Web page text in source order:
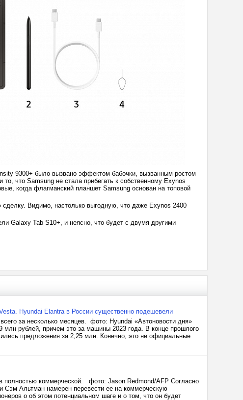
9300+ было вызвано эффектом бабочки, вызванным ростом
что Samsung не стала прибегать к собственному Exynos
когда флагманский планшет Samsung основан на топовой
Видимо, настолько выгодную, что даже Exynos 2400
Galaxy Tab S10+, и неясно, что будет с двумя другими
Hyundai Elantra в России существенно подешевели
за несколько месяцев. фото: Hyundai «Автоновости дня»
млн рублей, причем это за машины 2023 года. В конце прошлого
предложения за 2,25 млн. Конечно, это не официальные
полностью коммерческой. фото: Jason Redmond/AFP Согласно
Сэм Альтман намерен перевести ее на коммерческую
о об этом потенциальном шаге и о том, что он будет